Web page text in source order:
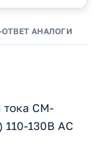
АНАЛОГИ
CM-
110-130В AC